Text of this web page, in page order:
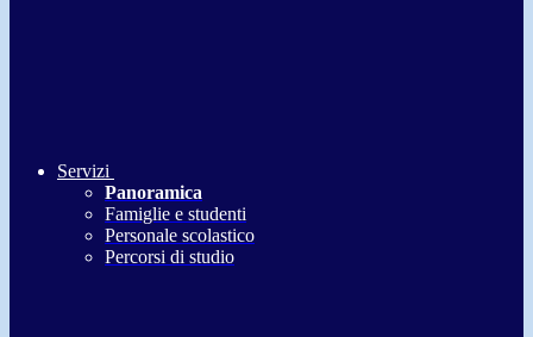
Servizi
Panoramica
Famiglie e studenti
Personale scolastico
Percorsi di studio